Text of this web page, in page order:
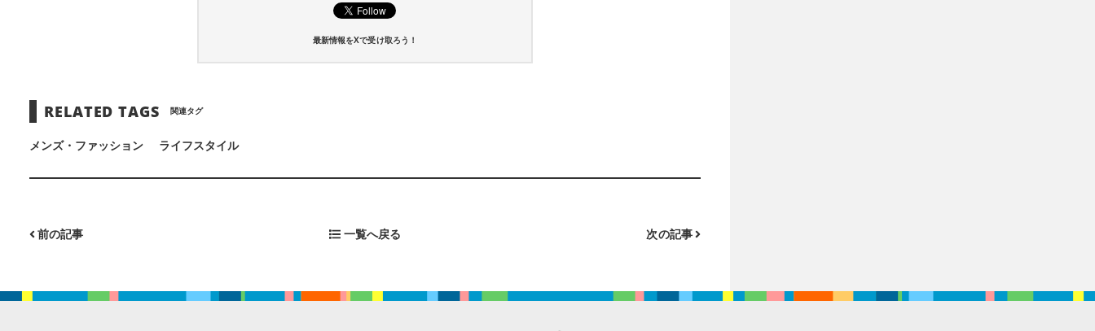
最新情報をXで受け取ろう！
RELATED TAGS 関連タグ
メンズ・ファッション ライフスタイル
前の記事 一覧へ戻る 次の記事